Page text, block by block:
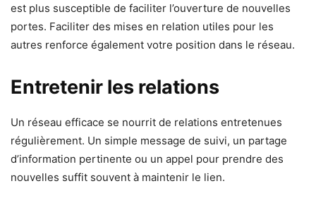
est plus susceptible de faciliter l’ouverture de nouvelles
portes. Faciliter des mises en relation utiles pour les
autres renforce également votre position dans le réseau.
Entretenir les relations
Un réseau efficace se nourrit de relations entretenues
régulièrement. Un simple message de suivi, un partage
d’information pertinente ou un appel pour prendre des
nouvelles suffit souvent à maintenir le lien.